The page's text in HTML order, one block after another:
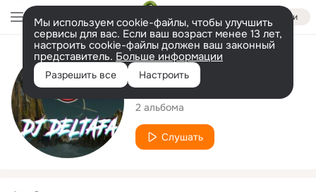
Войти
Мы используем cookie-файлы, чтобы улучшить
сервисы для вас. Если ваш возраст менее 13 лет,
настроить cookie-файлы должен ваш законный
представитель. Больше информации
Разрешить все Настроить
Исполнитель
DJ DELTAFA
2 альбома
Слушать